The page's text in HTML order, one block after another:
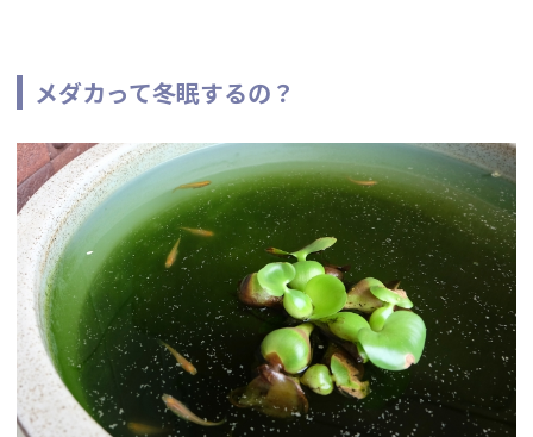
メダカって冬眠するの？